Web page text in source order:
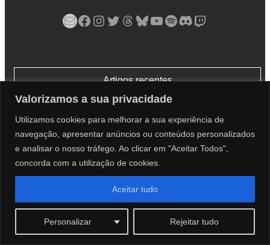
Valorizamos a sua privacidade
Utilizamos cookies para melhorar a sua experiência de
navegação, apresentar anúncios ou conteúdos personalizados
e analisar o nosso tráfego. Ao clicar em "Aceitar Todos",
concorda com a utilização de cookies.
Personalizar Rejeitar tudo
Aceitar tudo
Mail Facebook Instagram Twitter Threads Bluesky YouTube Spotify Discord Twitch
Artigos recentes
Pokémon GO – Fire and Ice Hatch Day
por Shiny Hunter Rob
6 de Agosto, 2026
Pokémon GO – Evento Summer Marathon: